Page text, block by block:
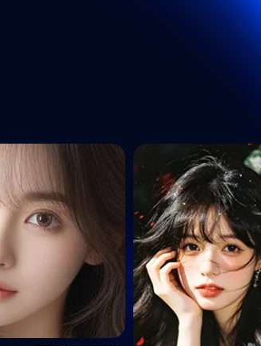
ビジネス